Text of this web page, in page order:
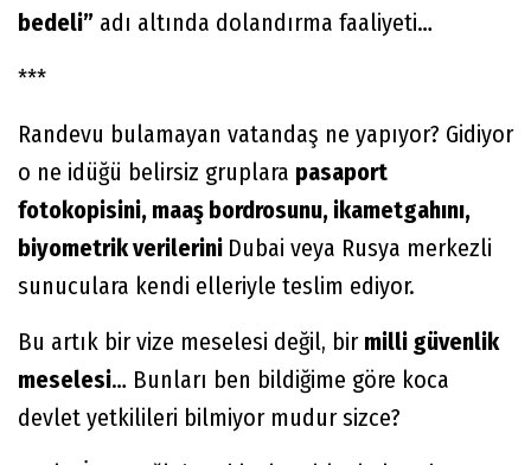
bedeli” adı altında dolandırma faaliyeti…
***
Randevu bulamayan vatandaş ne yapıyor? Gidiyor
o ne idüğü belirsiz gruplara pasaport
fotokopisini, maaş bordrosunu, ikametgahını,
biyometrik verilerini Dubai veya Rusya merkezli
sunuculara kendi elleriyle teslim ediyor.
Bu artık bir vize meselesi değil, bir milli güvenlik
meselesi… Bunları ben bildiğime göre koca
devlet yetkilileri bilmiyor mudur sizce?